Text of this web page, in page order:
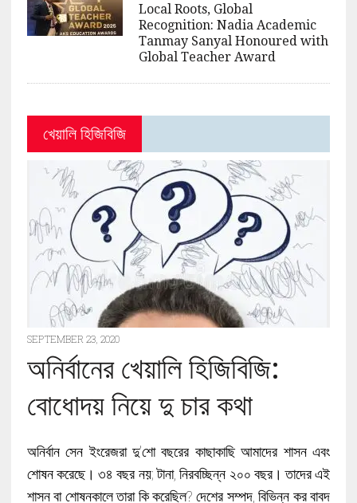
Local Roots, Global
Recognition: Nadia Academic
Tanmay Sanyal Honoured with
Global Teacher Award
খেয়ালি হিজিবিজি
SEPTEMBER 23, 2020
অনির্বানের খেয়ালি হিজিবিজি:
বোধোদয় নিয়ে দু চার কথা
অনির্বান সেন ইংরেজরা দু’শো বছরের কাছাকাছি আমাদের শাসন এবং
শোষন করেছে। ৩৪ বছর নয়; টানা, নিরবচ্ছিন্ন ২০০ বছর। তাদের এই
শাসন বা শোষনকালে তারা কি করেছিল? দেশের সম্পদ, বিভিন্ন কর বাবদ